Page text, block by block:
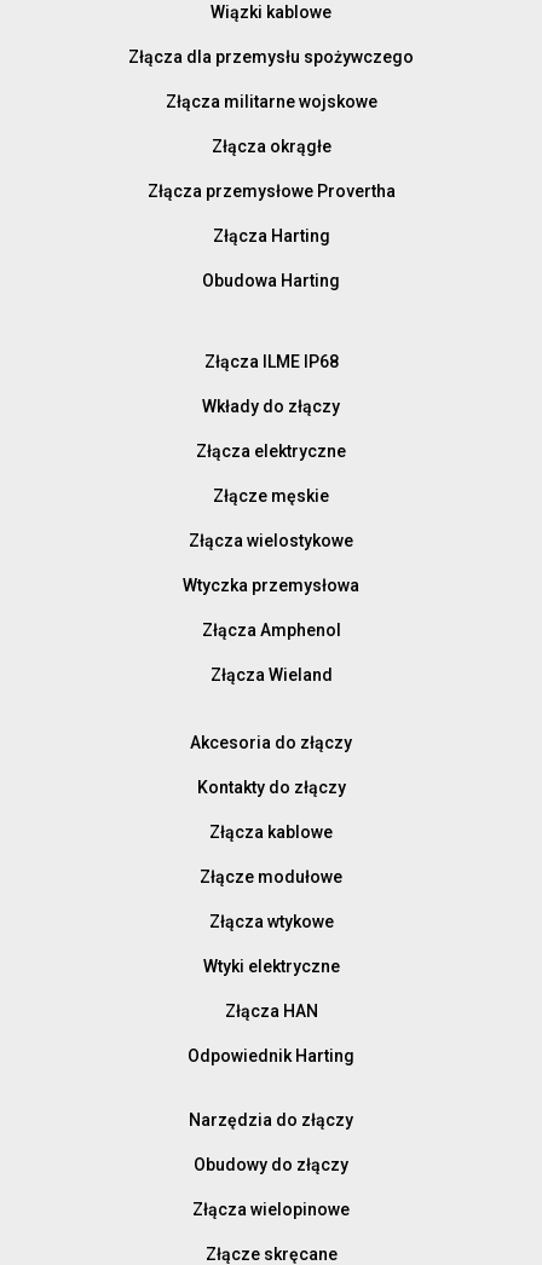
Wiązki kablowe
Złącza dla przemysłu spożywczego
Złącza militarne wojskowe
Złącza okrągłe
Złącza przemysłowe Provertha
Złącza Harting
Obudowa Harting
Złącza ILME IP68
Wkłady do złączy
Złącza elektryczne
Złącze męskie
Złącza wielostykowe
Wtyczka przemysłowa
Złącza Amphenol
Złącza Wieland
Akcesoria do złączy
Kontakty do złączy
Złącza kablowe
Złącze modułowe
Złącza wtykowe
Wtyki elektryczne
Złącza HAN
Odpowiednik Harting
Narzędzia do złączy
Obudowy do złączy
Złącza wielopinowe
Złącze skręcane